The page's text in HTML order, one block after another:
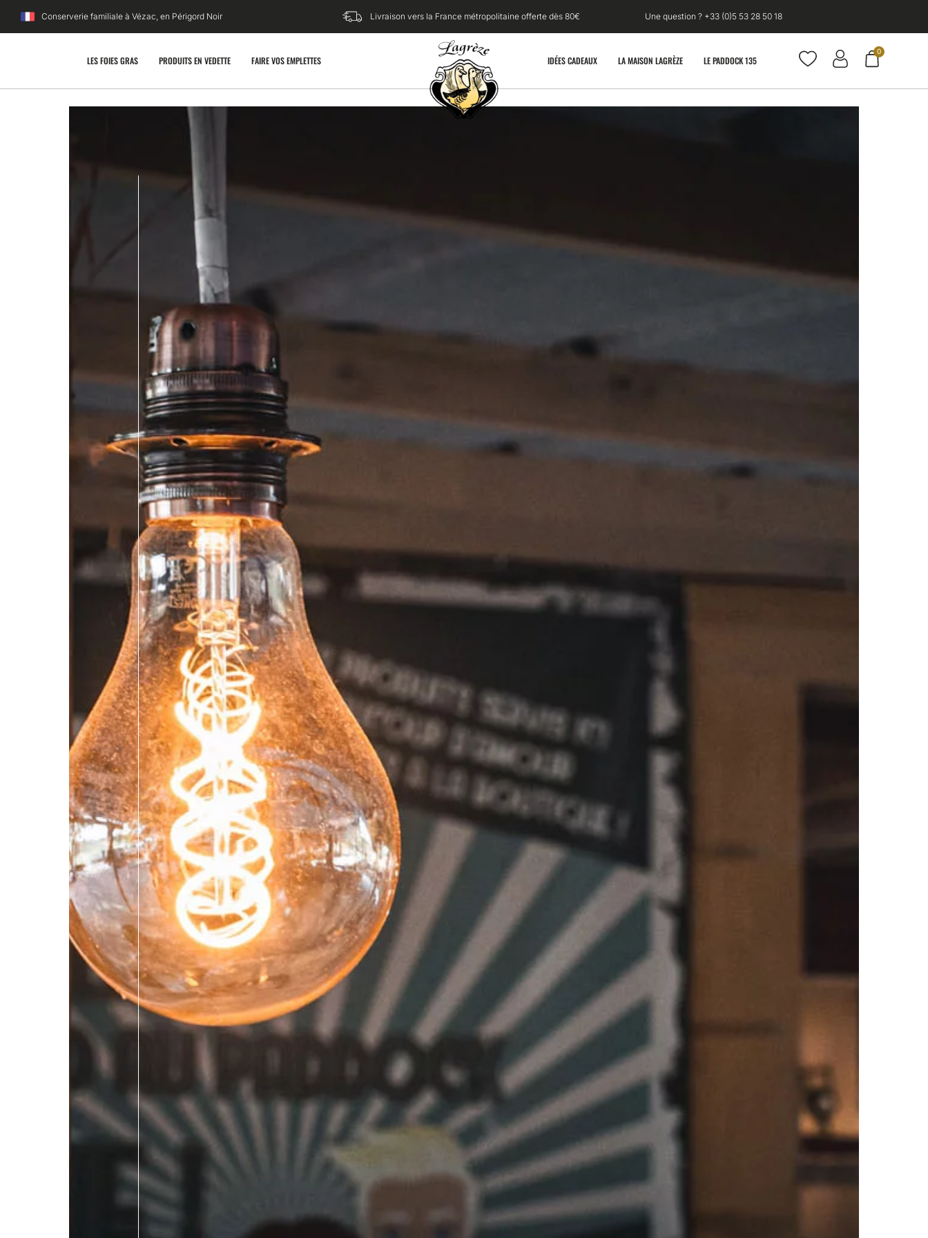
Conserverie familiale à Vézac, en Périgord Noir Livraison vers la France métropolitaine offerte dès 80€​ Une question ? +33 (0)5 53 28 50 18
LES FOIES GRAS PRODUITS EN VEDETTE FAIRE VOS EMPLETTES IDÉES CADEAUX LA MAISON LAGRÈZE LE PADDOCK 135
0